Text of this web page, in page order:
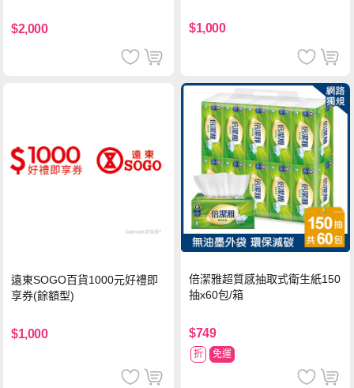
$2,000 $1,000
遠東SOGO百貨1000元好禮即
享券(餘額型)
$1,000
倍潔雅超質感抽取式衛生紙150
抽x60包/箱
$749
折 免運